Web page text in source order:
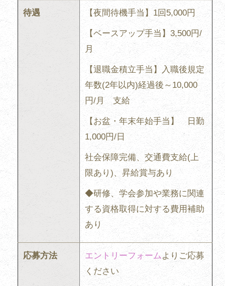
待遇 【夜間待機手当】1回5,000円
【ベースアップ手当】3,500円/
月
【退職金積立手当】入職後規定
年数(2年以内)経過後～10,000
円/月 支給
【お盆・年末年始手当】 日勤
1,000円/日
社会保障完備、交通費支給(上
限あり)、昇給賞与あり
◆研修、学会参加や業務に関連
する資格取得に対する費用補助
あり
応募方法 エントリーフォームよりご応募
ください